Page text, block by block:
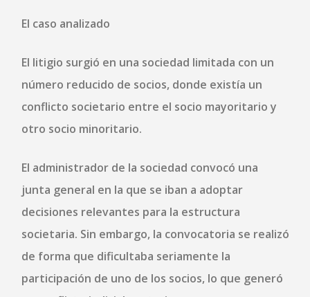
El caso analizado
El litigio surgió en una sociedad limitada con un
número reducido de socios, donde existía un
conflicto societario entre el socio mayoritario y
otro socio minoritario.
El administrador de la sociedad convocó una
junta general en la que se iban a adoptar
decisiones relevantes para la estructura
societaria. Sin embargo, la convocatoria se realizó
de forma que dificultaba seriamente la
participación de uno de los socios, lo que generó